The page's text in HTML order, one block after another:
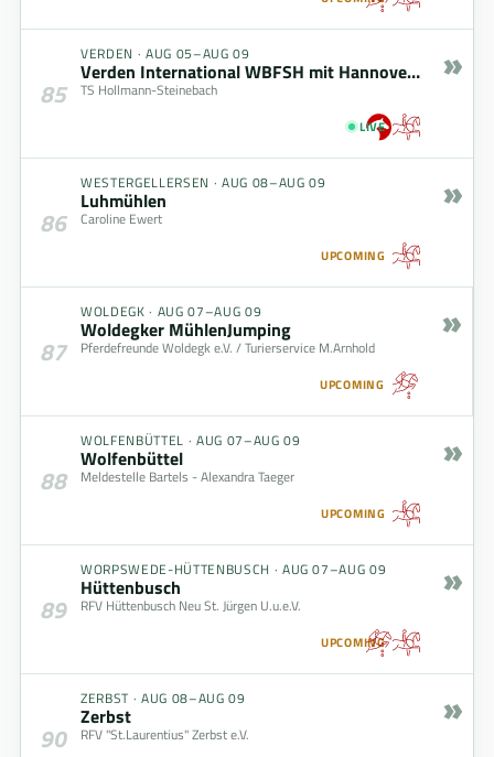
85
VERDEN · AUG 05–AUG 09
Verden International WBFSH mit Hannoveraner Championat
TS Hollmann-Steinebach
LIVE
»
86
WESTERGELLERSEN · AUG 08–AUG 09
Luhmühlen
Caroline Ewert
UPCOMING
»
87
WOLDEGK · AUG 07–AUG 09
Woldegker MühlenJumping
Pferdefreunde Woldegk e.V. / Turierservice M.Arnhold
UPCOMING
»
88
WOLFENBÜTTEL · AUG 07–AUG 09
Wolfenbüttel
Meldestelle Bartels - Alexandra Taeger
UPCOMING
»
89
WORPSWEDE-HÜTTENBUSCH · AUG 07–AUG 09
Hüttenbusch
RFV Hüttenbusch Neu St. Jürgen U.u.e.V.
UPCOMING
»
90
ZERBST · AUG 08–AUG 09
Zerbst
RFV "St.Laurentius" Zerbst e.V.
»